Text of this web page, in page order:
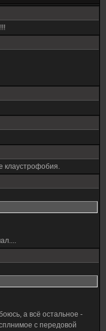
клаустрофобия.
а всё остальное -
с передовой